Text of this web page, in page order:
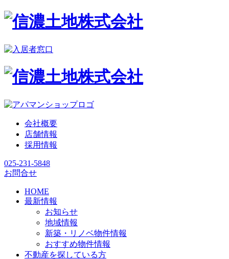
会社概要
店舗情報
採用情報
025-231-5848
お問合せ
HOME
最新情報
お知らせ
地域情報
新築・リノベ物件情報
おすすめ物件情報
不動産を探している方